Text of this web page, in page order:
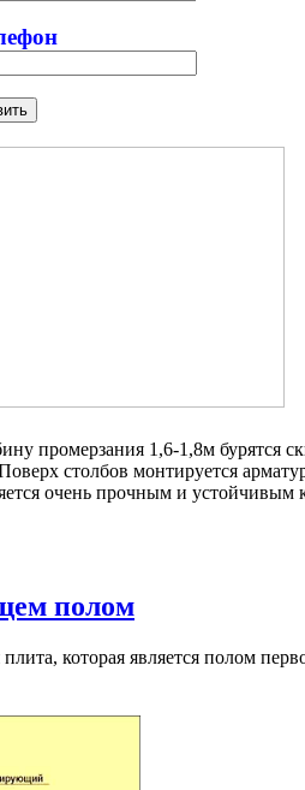
промерзания 1,6-1,8м бурятся
столбов монтируется
очень прочным и
полом
которая является полом